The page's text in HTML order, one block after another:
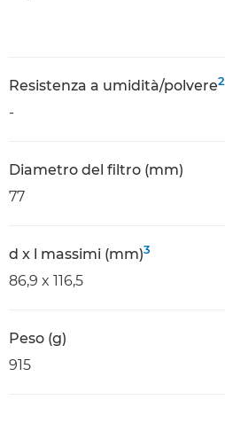
Resistenza a umidità/polvere2
-
Diametro del filtro (mm)
77
d x l massimi (mm)3
86,9 x 116,5
Peso (g)
915